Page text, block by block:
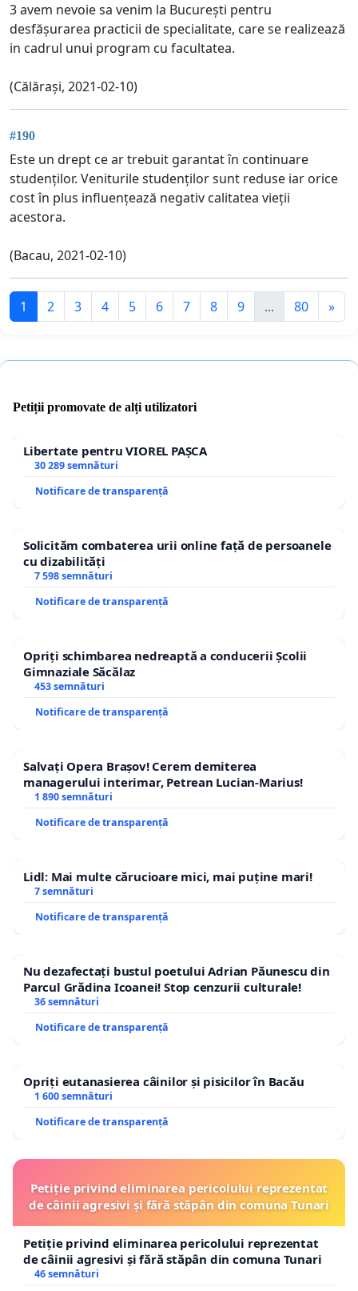
3 avem nevoie sa venim la București pentru
desfășurarea practicii de specialitate, care se realizează
in cadrul unui program cu facultatea.
(Călărași, 2021-02-10)
#190
Este un drept ce ar trebuit garantat în continuare
studenților. Veniturile studenților sunt reduse iar orice
cost în plus influențează negativ calitatea vieții
acestora.
(Bacau, 2021-02-10)
1 2 3 4 5 6 7 8 9 ... 80 »
Petiții promovate de alți utilizatori
Libertate pentru VIOREL PAȘCA
30 289 semnături
Notificare de transparență
Solicităm combaterea urii online față de persoanele
cu dizabilități
7 598 semnături
Notificare de transparență
Opriți schimbarea nedreaptă a conducerii Școlii
Gimnaziale Săcălaz
453 semnături
Notificare de transparență
Salvați Opera Brașov! Cerem demiterea
managerului interimar, Petrean Lucian-Marius!
1 890 semnături
Notificare de transparență
Lidl: Mai multe cărucioare mici, mai puține mari!
7 semnături
Notificare de transparență
Nu dezafectați bustul poetului Adrian Păunescu din
Parcul Grădina Icoanei! Stop cenzurii culturale!
36 semnături
Notificare de transparență
Opriți eutanasierea câinilor și pisicilor în Bacău
1 600 semnături
Notificare de transparență
Petiție privind eliminarea pericolului reprezentat
de câinii agresivi și fără stăpân din comuna Tunari
Petiție privind eliminarea pericolului reprezentat
de câinii agresivi și fără stăpân din comuna Tunari
46 semnături